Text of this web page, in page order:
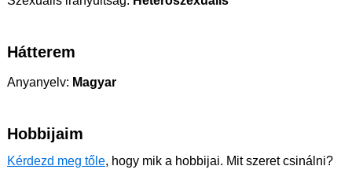
Hátterem
Anyanyelv: Magyar
Hobbijaim
Kérdezd meg tőle, hogy mik a hobbijai. Mit szeret csinálni?